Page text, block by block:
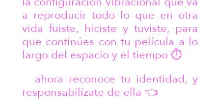
a reproducir todo lo que en otra
vida fuiste, hiciste y tuviste, para
que continúes con tu película a lo
largo del espacio y el tiempo ⏱️
ahora reconoce tu identidad, y
responsabilízate de ella 👈